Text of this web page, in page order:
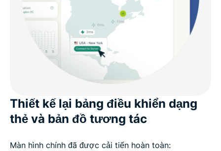
Thiết kế lại bảng điều khiển dạng
thẻ và bản đồ tương tác
Màn hình chính đã được cải tiến hoàn toàn: